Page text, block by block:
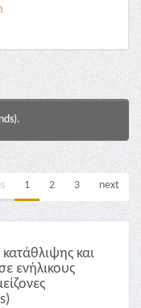
1 2 3 next
και
ενήλικους